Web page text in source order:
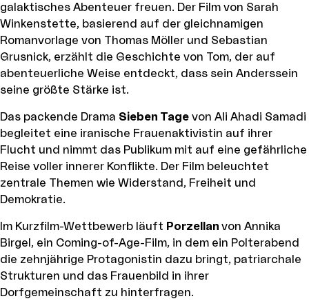
galaktisches Abenteuer freuen. Der Film von Sarah
Winkenstette, basierend auf der gleichnamigen
Romanvorlage von Thomas Möller und Sebastian
Grusnick, erzählt die Geschichte von Tom, der auf
abenteuerliche Weise entdeckt, dass sein Anderssein
seine größte Stärke ist.
Das packende Drama Sieben Tage von Ali Ahadi Samadi
begleitet eine iranische Frauenaktivistin auf ihrer
Flucht und nimmt das Publikum mit auf eine gefährliche
Reise voller innerer Konflikte. Der Film beleuchtet
zentrale Themen wie Widerstand, Freiheit und
Demokratie.
Im Kurzfilm-Wettbewerb läuft Porzellan von Annika
Birgel, ein Coming-of-Age-Film, in dem ein Polterabend
die zehnjährige Protagonistin dazu bringt, patriarchale
Strukturen und das Frauenbild in ihrer
Dorfgemeinschaft zu hinterfragen.